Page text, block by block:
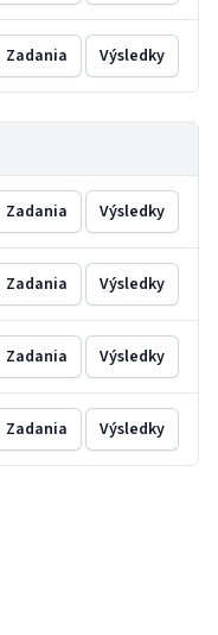
Zadania Výsledky
Zadania Výsledky
Zadania Výsledky
Zadania Výsledky
Zadania Výsledky